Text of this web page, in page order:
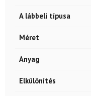
A lábbeli típusa
Méret
Anyag
Elkülönítés